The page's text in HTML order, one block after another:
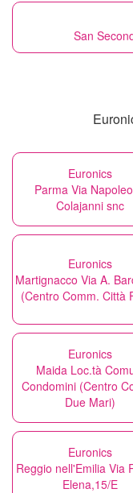
San
Euronics
Parma Via
Colajanni snc
Euronics
Martignacco Via A.
(Centro Comm. Città
Euronics
Maida Loc.tà
Condomini (Centro
Due Mari)
Euronics
Reggio nell'Emilia Via
Elena,15/E